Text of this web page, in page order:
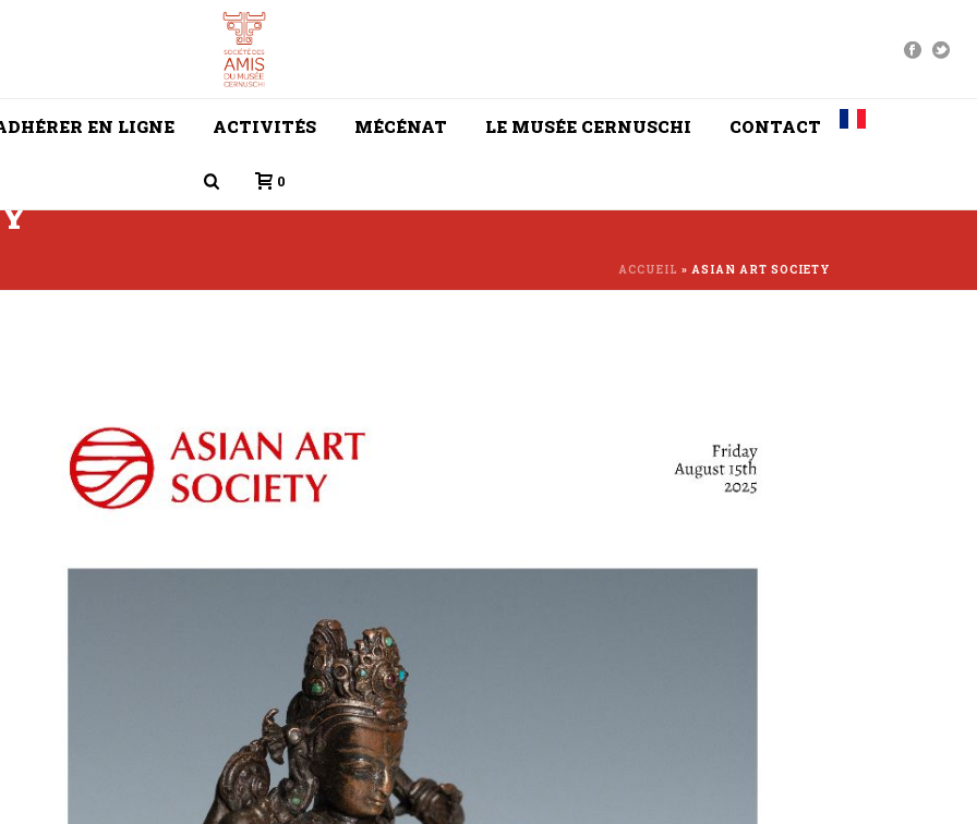
EN LIGNE ACTIVITÉS MÉCÉNAT LE MUSÉE CERNUSCHI CONTACT
0
ACCUEIL » ASIAN ART SOCIETY